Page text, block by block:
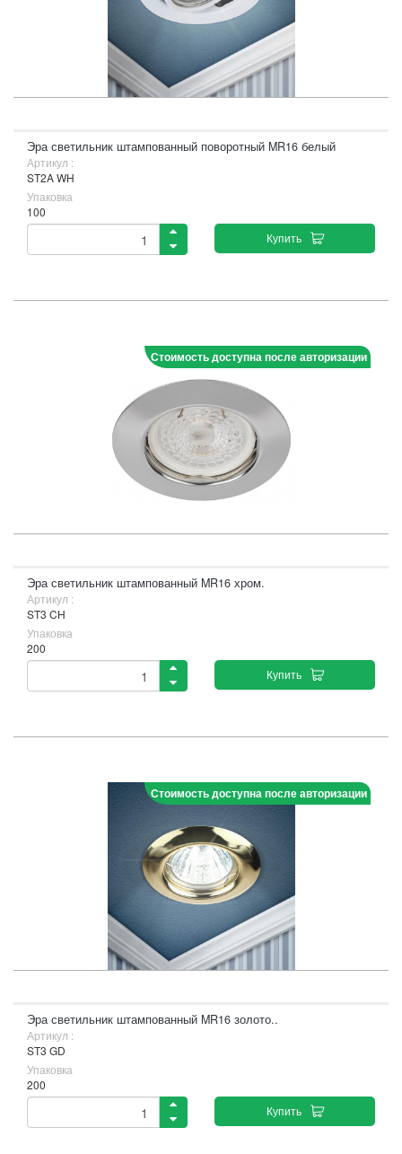
Эра светильник штампованный поворотный MR16 белый
Артикул :
ST2A WH
Упаковка
100
Купить
Стоимость доступна после авторизации
Эра светильник штампованный MR16 хром.
Артикул :
ST3 CH
Упаковка
200
Купить
Стоимость доступна после авторизации
Эра светильник штампованный MR16 золото..
Артикул :
ST3 GD
Упаковка
200
Купить